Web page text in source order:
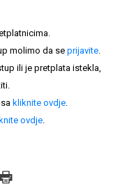
molimo da se prijavite.
ili je pretplata istekla,
kliknite ovdje.
ovdje.